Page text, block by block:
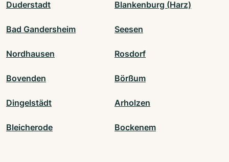
Duderstadt Blankenburg (Harz)
Bad Gandersheim Seesen
Nordhausen Rosdorf
Bovenden Börßum
Dingelstädt Arholzen
Bleicherode Bockenem